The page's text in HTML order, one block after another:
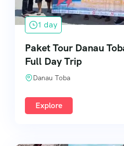
1 day
Paket Tour Danau
Full Day Trip
Danau Toba
Explore